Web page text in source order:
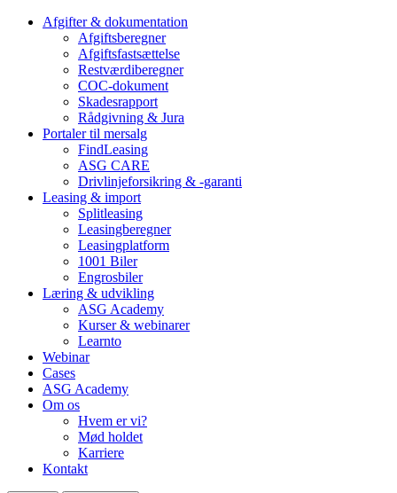
Afgifter & dokumentation
Afgiftsberegner
Afgiftsfastsættelse
Restværdiberegner
COC-dokument
Skadesrapport
Rådgivning & Jura
Portaler til mersalg
FindLeasing
ASG CARE
Drivlinjeforsikring & -garanti
Leasing & import
Splitleasing
Leasingberegner
Leasingplatform
1001 Biler
Engrosbiler
Læring & udvikling
ASG Academy
Kurser & webinarer
Learnto
Webinar
Cases
ASG Academy
Om os
Hvem er vi?
Mød holdet
Karriere
Kontakt